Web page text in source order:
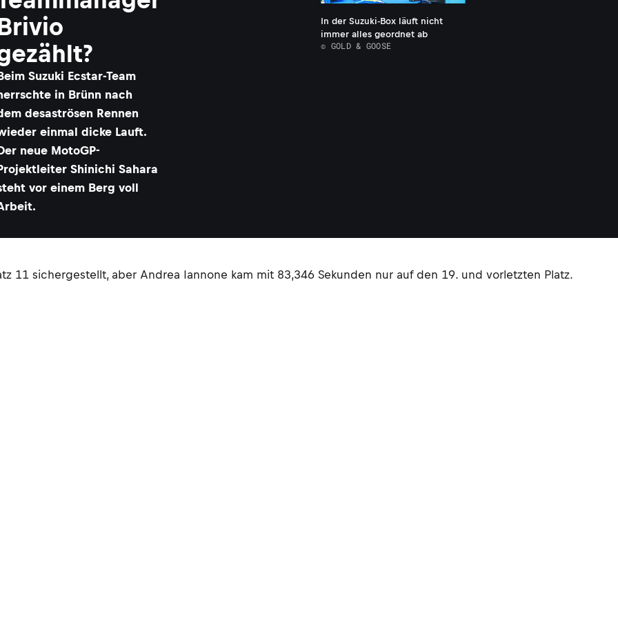
Suzuki Ecstar-Team
in Brünn nach
desaströsen Rennen
einmal dicke Lauft.
neue MotoGP-
Shinichi Sahara
vor einem Berg voll
In der Suzuki-Box läuft nicht
immer alles geordnet ab
© GOLD & GOOSE
11 sichergestellt, aber Andrea Iannone kam mit 83,346 Sekunden nur auf den 19. und vorletzten Platz.